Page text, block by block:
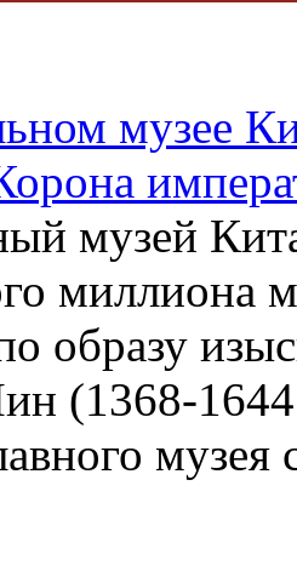
музее
музей
миллиона
образу
(1368-1644
музея